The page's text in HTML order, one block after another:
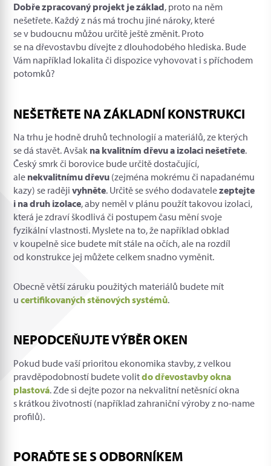
Dobře zpracovaný projekt je základ, proto na něm
nešetřete. Každý z nás má trochu jiné nároky, které
se v budoucnu můžou určitě ještě změnit. Proto
se na dřevostavbu dívejte z dlouhodobého hlediska. Bude
Vám například lokalita či dispozice vyhovovat i s příchodem
potomků?
NEŠETŘETE NA ZÁKLADNÍ KONSTRUKCI
Na trhu je hodně druhů technologií a materiálů, ze kterých
se dá stavět. Avšak na kvalitním dřevu a izolaci nešetřete.
Český smrk či borovice bude určitě dostačující,
ale nekvalitnímu dřevu (zejména mokrému či napadanému
kazy) se raději vyhněte. Určitě se svého dodavatelezeptejte
i na druh izolace, aby neměl v plánu použít takovou izolaci,
která je zdraví škodlivá či postupem času mění svoje
fyzikální vlastnosti. Myslete na to, že například obklad
v koupelně sice budete mít stále na očích, ale na rozdíl
od konstrukce jej můžete celkem snadno vyměnit.
Obecně větší záruku použitých materiálů budete mít
u certifikovaných stěnových systémů.
NEPODCEŇUJTE VÝBĚR OKEN
Pokud bude vaší prioritou ekonomika stavby, z velkou
pravděpodobností budete volitdo dřevostavby okna
plastová. Zde si dejte pozor na nekvalitní netěsnící okna
s krátkou životností (například zahraniční výroby z no-name
profilů).
PORAĎTE SE S ODBORNÍKEM